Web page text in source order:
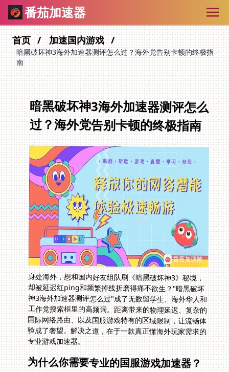
番茄加速器
首页 加速国内游戏
暗黑破坏神3海外加速器测评怎么过？海外党告别卡顿的终极指
南
暗黑破坏神3海外加速器测评怎么
过？海外党告别卡顿的终极指南
身处海外，想和国内好友组队刷《暗黑破坏神3》秘境，
却被延迟红ping和频繁掉线折磨得痛不欲生？"暗黑破坏
神3海外加速器测评怎么过"成了无数留学生、海外华人和
工作党搜索框里的高频词。距离带来的物理延迟、复杂的
国际网络路由、以及国服游戏特有的区域限制，让流畅体
验成了奢望。解决之道，在于一款真正懂海外玩家需求的
专业游戏加速器。
为什么你需要专业的国服游戏加速器？